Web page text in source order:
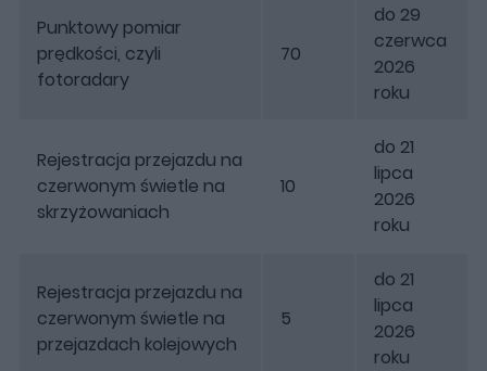
Punktowy pomiar
prędkości, czyli
fotoradary
70
do 29
czerwca
2026
roku
Rejestracja przejazdu na
czerwonym świetle na
skrzyżowaniach
10
do 21
lipca
2026
roku
Rejestracja przejazdu na
czerwonym świetle na
przejazdach kolejowych
5
do 21
lipca
2026
roku